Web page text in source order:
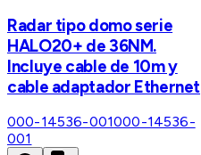
Radar tipo domo serie
HALO20+ de 36NM.
Incluye cable de 10m y
cable adaptador Ethernet
000-14536-001000-14536-
001